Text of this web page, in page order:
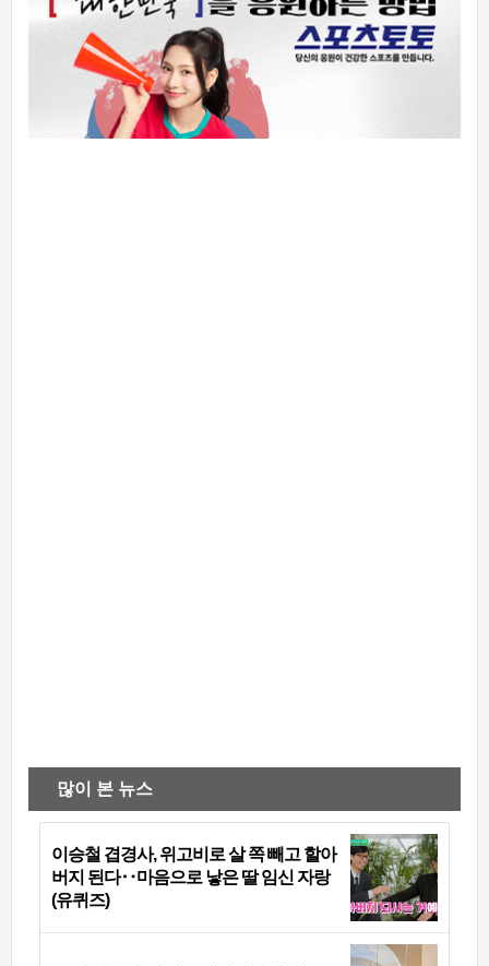
많이 본 뉴스
이승철 겹경사, 위고비로 살 쪽 빼고 할아
버지 된다‥마음으로 낳은 딸 임신 자랑
(유퀴즈)